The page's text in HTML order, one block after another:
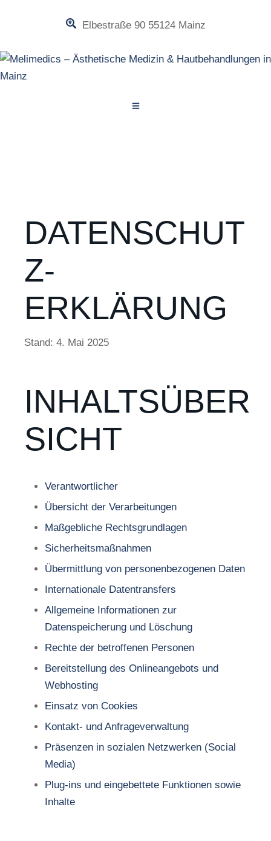
Elbestraße 90 55124 Mainz
DATENSCHUT
Z-
ERKLÄRUNG
Stand: 4. Mai 2025
INHALTSÜBER
SICHT
Verantwortlicher
Übersicht der Verarbeitungen
Maßgebliche Rechtsgrundlagen
Sicherheitsmaßnahmen
Übermittlung von personenbezogenen Daten
Internationale Datentransfers
Allgemeine Informationen zur
Datenspeicherung und Löschung
Rechte der betroffenen Personen
Bereitstellung des Onlineangebots und
Webhosting
Einsatz von Cookies
Kontakt- und Anfrageverwaltung
Präsenzen in sozialen Netzwerken (Social
Media)
Plug-ins und eingebettete Funktionen sowie
Inhalte